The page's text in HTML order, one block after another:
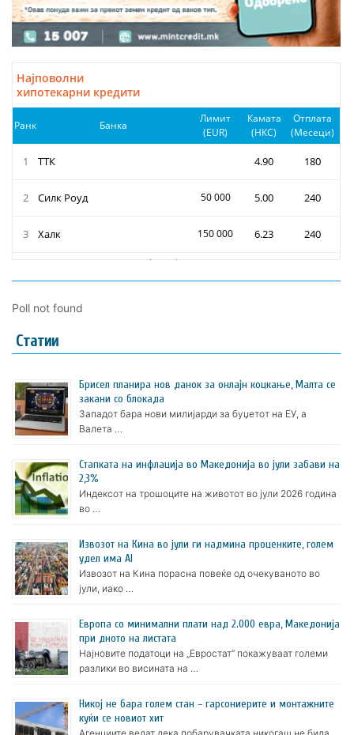
Poll not found
Статии
Брисел планира нов данок за онлајн коцкање, Малта се
закани со блокада
Западот бара нови милијарди за буџетот на ЕУ, а
Валета …
Стапката на инфлација во Македонија во јули забави на
2,3%
Индексот на трошоците на животот во јули 2026 година
во …
Извозот на Кина во јули ги надмина проценките, голем
удел има AI
Извозот на Кина порасна повеќе од очекуваното во
јули, иако …
Европа со минимални плати над 2.000 евра, Македонија
при дното на листата
Најновите податоци на „Евростат“ покажуваат големи
разлики во висината на …
Никој не бара голем стан – гарсониерите и монтажните
куќи се новиот хит